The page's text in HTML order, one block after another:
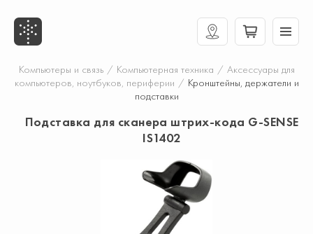
Компьютеры и связь / Компьютерная техника / Аксессуары для
компьютеров, ноутбуков, периферии / Кронштейны, держатели и
подставки
Подставка для сканера штрих-кода G-SENSE
IS1402